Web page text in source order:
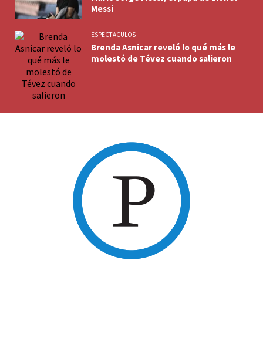
Messi
ESPECTACULOS
Brenda Asnicar reveló lo qué más le
molestó de Tévez cuando salieron